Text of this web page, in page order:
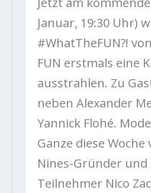
Januar, 19:30 Uhr)
#WhatTheFUN?!
FUN erstmals eine
ausstrahlen. Zu
neben Alexander
Yannick Flohé.
Ganze diese Woche
Nines-Gründer und
Teilnehmer Nico